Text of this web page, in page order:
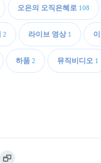
오은의 오직은혜로 108
2 라이브 영상 1
하품 2 뮤직비디오 1